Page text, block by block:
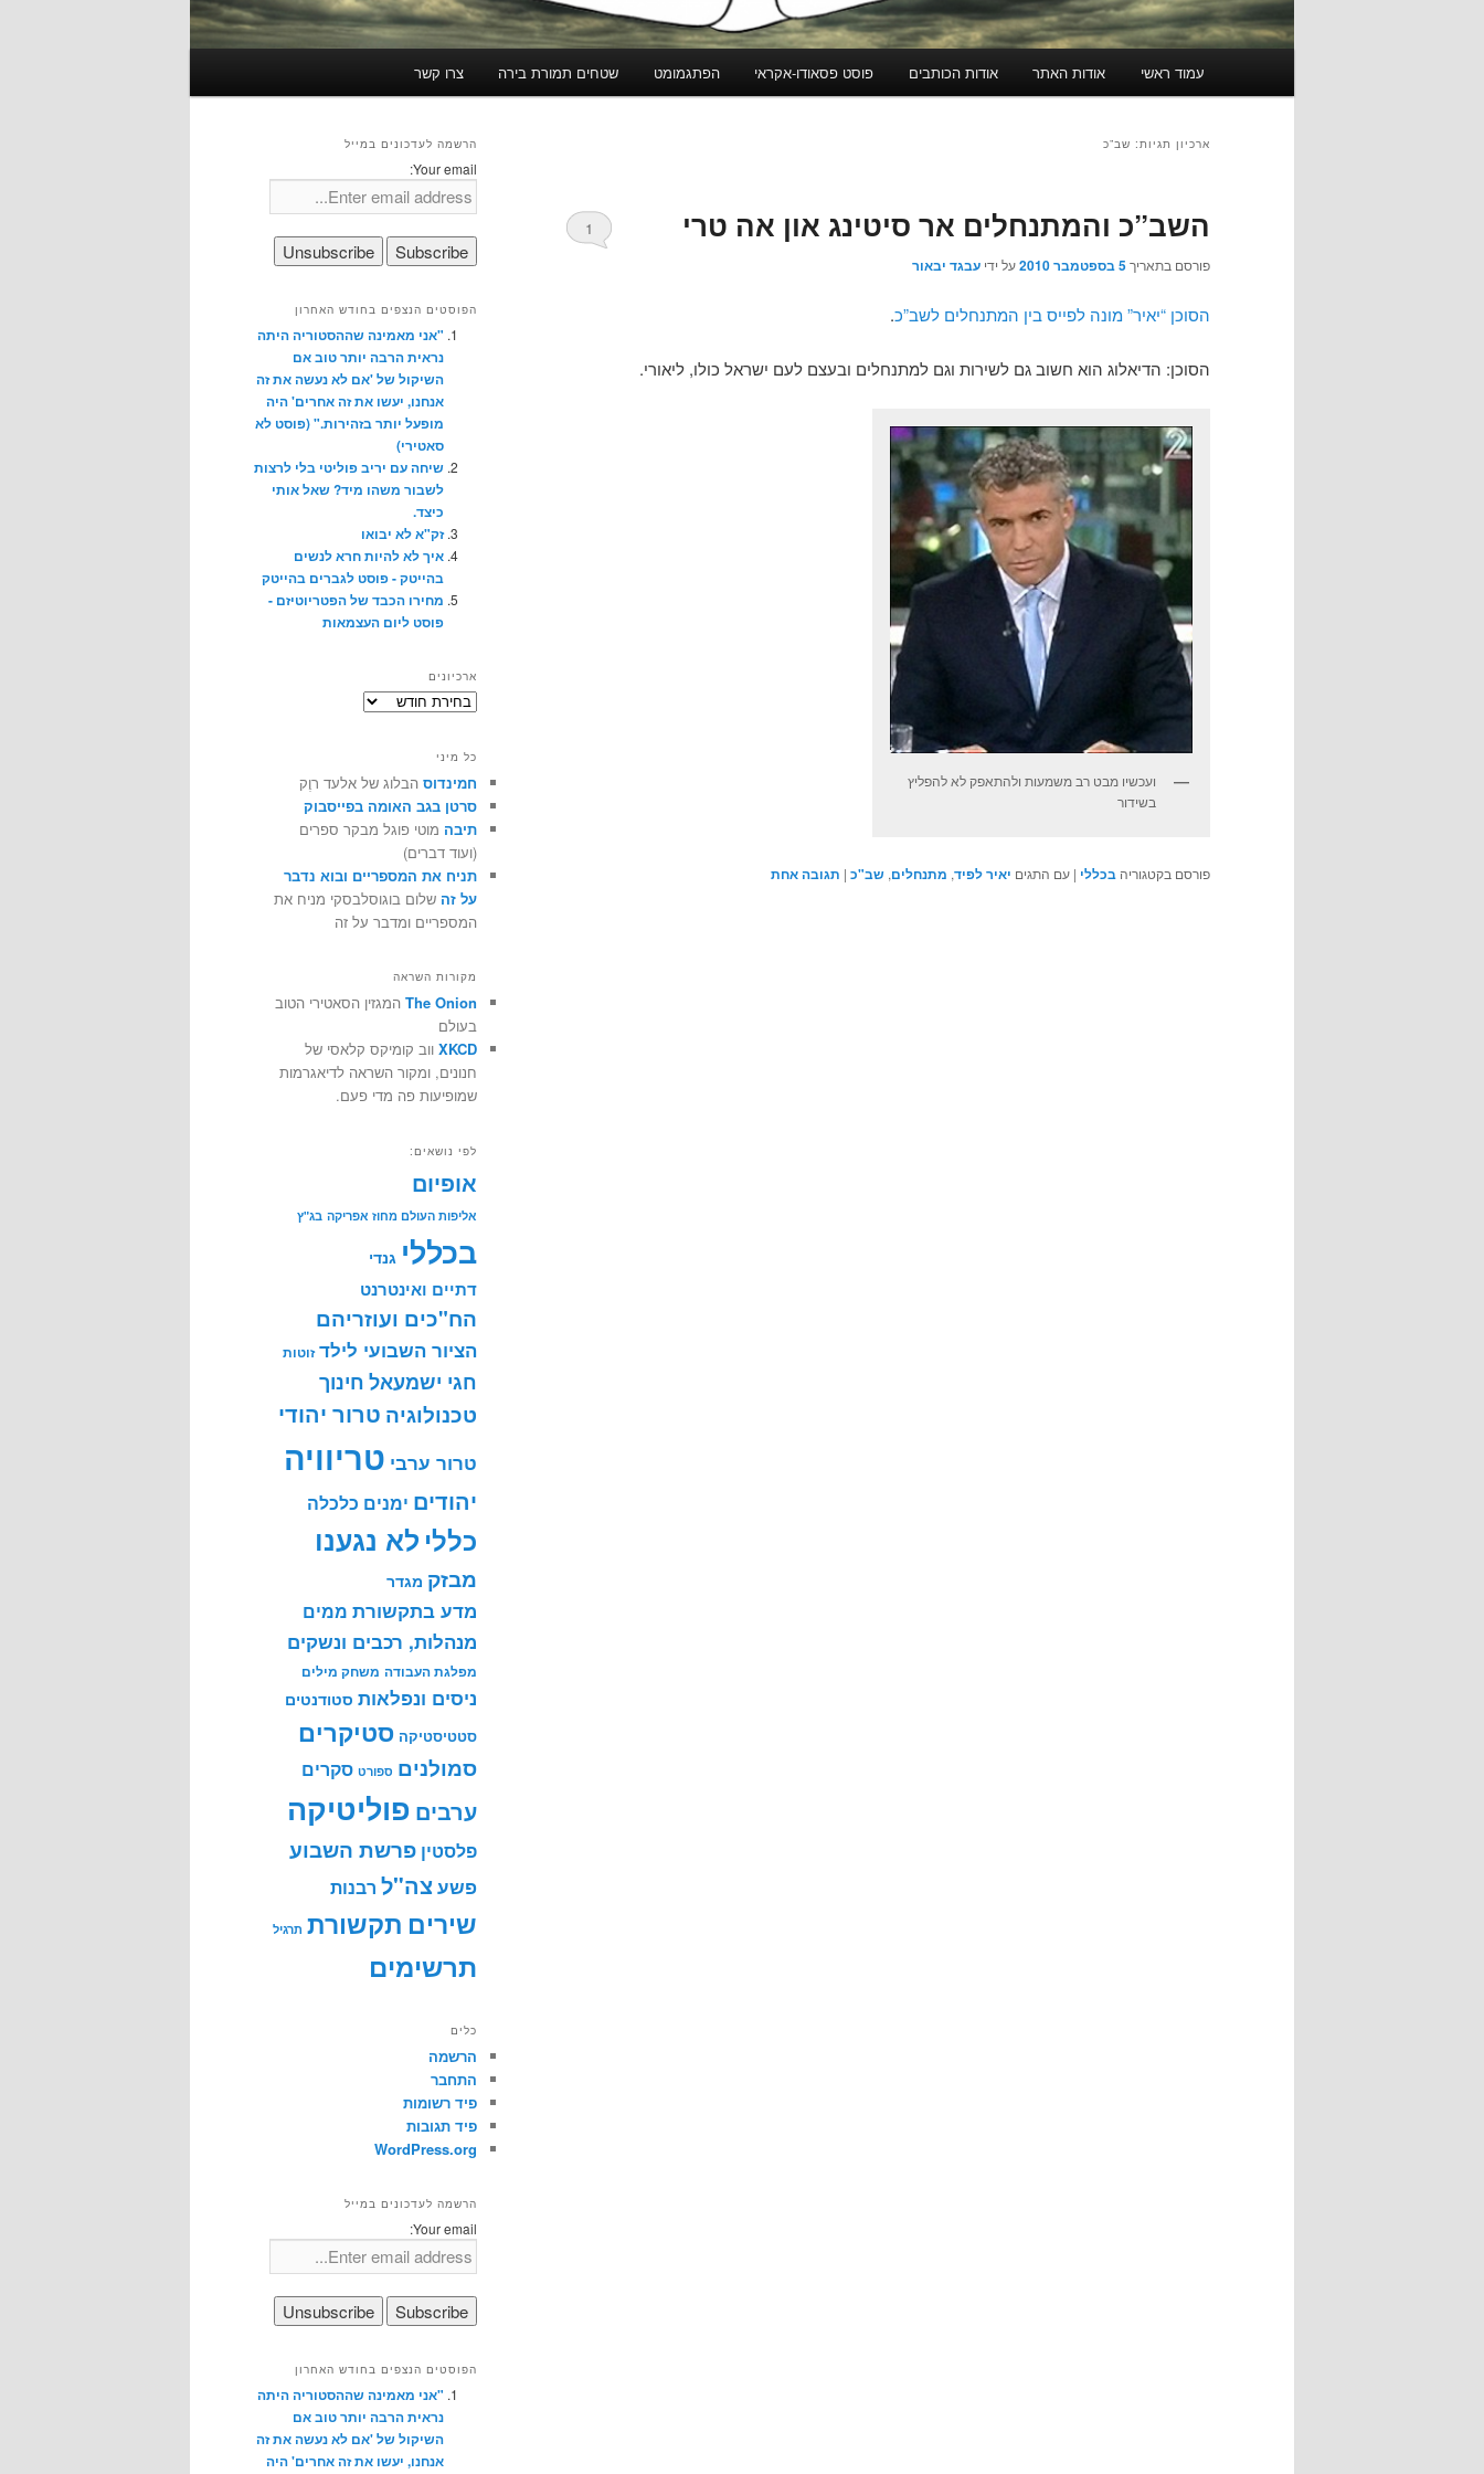
עמוד ראשי אודות האתר אודות הכותבים פוסט פסאודו-אקראי הפתגמומט שטחים תמורת בירה צרו קשר
ארכיון תגיות: שב”כ
השב”כ והמתנחלים אר סיטינג און אה טרי
פורסם בתאריך5 בספטמבר 2010 על ידי עבגד יבאור
1
הסוכן “יאיר” מונה לפייס בין המתנחלים לשב”כ.
הסוכן: הדיאלוג הוא חשוב גם לשירות וגם למתנחלים ובעצם לעם ישראל כולו, ליאורי.
ועכשיו מבט רב משמעות ולהתאפק לא להפליץ
בשידור
פורסם בקטגוריה בכללי | עם התגים יאיר לפיד, מתנחלים, שב"כ | תגובהאחת
הרשמה לעדכונים במייל
Your email:
הפוסטים הנצפים בחודש האחרון
"אני מאמינה שההסטוריה היתה
נראית הרבה יותר טוב אם
השיקול של 'אם לא נעשה את זה
אנחנו, יעשו את זה אחרים' היה
מופעל יותר בזהירות." (פוסט לא
סאטירי)
שיחה עם יריב פוליטי בלי לרצות
לשבור משהו מיד? שאל אותי
כיצד.
זק"א לא יבואו
איך לא להיות חרא לנשים
בהייטק - פוסט לגברים בהייטק
מחירו הכבד של הפטריוטיזם -
פוסט ליום העצמאות
ארכיונים
ארכיונים
כל מיני
חמינדוס הבלוג של אלעד רוֶק
סרטן בגב האומה בפייסבוק
תיבה מוטי פוגל מבקר ספרים
(ועוד דברים)
תניח את המספריים ובוא נדבר
על זה שלום בוגוסלבסקי מניח את
המספריים ומדבר על זה
מקורות השראה
The Onion המגזין הסאטירי הטוב
בעולם
XKCD ווב קומיקס קלאסי של
חנונים, ומקור השראה לדיאגרמות
שמופיעות פה מדי פעם.
לפי נושאים:
אופיום
אליפות העולם מחוז אפריקה בג"ץ
בכללי גנדי
דתיים ואינטרנט
הח"כים ועוזריהם
הציור השבועי לילד זוטות
חגי ישמעאל חינוך
טכנולוגיה טרור יהודי
טרור ערבי טריוויה
יהודים ימנים כלכלה
כללי לא נגענו
מבזק מגדר
מדע בתקשורת ממים
מנהלות, רכבים ונשקים
מפלגת העבודה משחק מילים
ניסים ונפלאות סטודנטים
סטטיסטיקה סטיקרים
סמולנים ספורט סקרים
ערבים פוליטיקה
פלסטין פרשת השבוע
פשעצה"ל רבנות
שירים תקשורת תרגיל
תרשימים
כלים
הרשמה
התחבר
פיד רשומות
פיד תגובות
WordPress.org
הרשמה לעדכונים במייל
Your email:
הפוסטים הנצפים בחודש האחרון
"אני מאמינה שההסטוריה היתה
נראית הרבה יותר טוב אם
השיקול של 'אם לא נעשה את זה
אנחנו, יעשו את זה אחרים' היה